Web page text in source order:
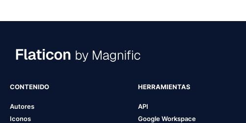
CONTENIDO
Autores
Iconos
HERRAMIENTAS
API
Google Workspace